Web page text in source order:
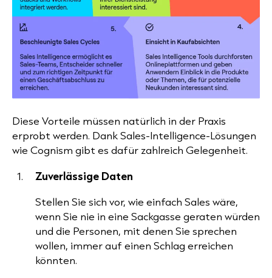
Diese Vorteile müssen natürlich in der Praxis
erprobt werden. Dank Sales-Intelligence-Lösungen
wie Cognism gibt es dafür zahlreich Gelegenheit.
Zuverlässige Daten
Stellen Sie sich vor, wie einfach Sales wäre,
wenn Sie nie in eine Sackgasse geraten würden
und die Personen, mit denen Sie sprechen
wollen, immer auf einen Schlag erreichen
könnten.